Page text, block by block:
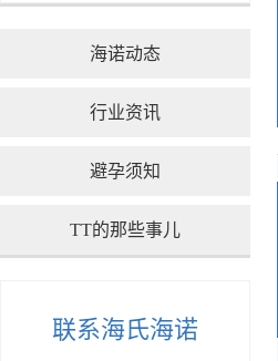
海诺动态
行业资讯
避孕须知
TT的那些事儿
联系海氏海诺